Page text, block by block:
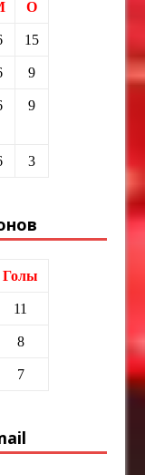
О
15
9
9
3
Голы
11
8
7